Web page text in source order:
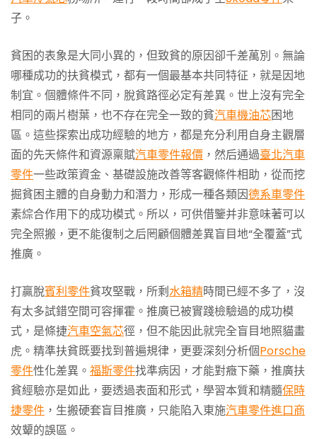
子。
貧困的表象是大同小異的，但致貧的原因卻千差萬別。無論
哪種成功的扶貧模式，都有一個最基本共同特征，就是因地
制宜。個體條件不同，脫貧路徑必定有差異。世上沒有完全
相同的兩片樹葉，也不存在完全一致的貧汽車機油芯困地
區。這些探索出成功經驗的地方，都是充分利用自身主觀層
面的先天條件和資源稟賦汽車零件報價 ，然后通過臺北汽車
零件一些政策資金、基礎設施改善等客觀條件相助，從而挖
掘貧困主體的自身動力和潛力，形成一種各類因德系車零件
素綜合作用下的成功模式。所以，可供借鑒并非意味著可以
完全照搬，更不能復制之后罔顧個體差異盲目地“全覆蓋”式
推廣。
打贏脫賓利零件貧攻堅戰，所剩水箱精時間已經不多了，沒
有太多試錯空間可容揮霍。推廣已被實踐檢驗過的成功模
式，是條捷汽車空氣芯徑，但不能因此就完全盲目地照貓畫
虎。精準扶貧既要找到普遍規律，更要深刻分析個Porsche
零件性化差異。 福斯零件找準病因，才能對癥下藥，推廣扶
貧經驗亦是如此，要透過表面和形式，學習本質和精髓保時
捷零件 ，生搬硬套盲目推廣，只能陷入東施汽車零件進口商
效顰的誤區。